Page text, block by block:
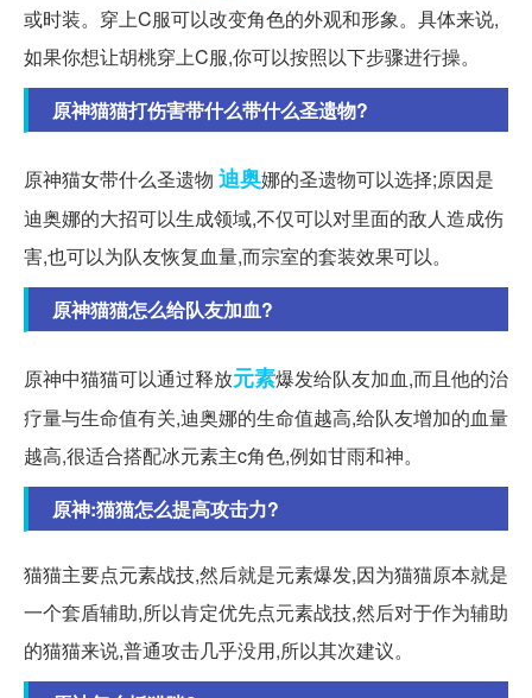
或时装。穿上C服可以改变角色的外观和形象。具体来说,
如果你想让胡桃穿上C服,你可以按照以下步骤进行操。
原神猫猫打伤害带什么带什么圣遗物?
原神猫女带什么圣遗物 迪奥娜的圣遗物可以选择;原因是
迪奥娜的大招可以生成领域,不仅可以对里面的敌人造成伤
害,也可以为队友恢复血量,而宗室的套装效果可以。
原神猫猫怎么给队友加血?
原神中猫猫可以通过释放元素爆发给队友加血,而且他的治
疗量与生命值有关,迪奥娜的生命值越高,给队友增加的血量
越高,很适合搭配冰元素主c角色,例如甘雨和神。
原神:猫猫怎么提高攻击力?
猫猫主要点元素战技,然后就是元素爆发,因为猫猫原本就是
一个套盾辅助,所以肯定优先点元素战技,然后对于作为辅助
的猫猫来说,普通攻击几乎没用,所以其次建议。